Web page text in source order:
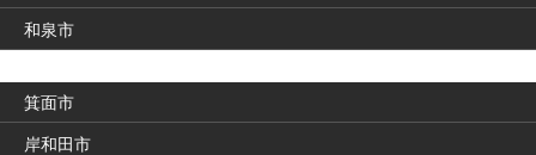
和泉市
箕面市
岸和田市